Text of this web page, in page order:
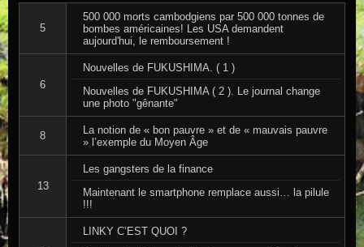
5
500 000 morts cambodgiens par 500 000 tonnes de
bombes américaines! Les USA demandent
aujourd'hui, le remboursement !
6
Nouvelles de FUKUSHIMA. ( 1 )
Nouvelles de FUKUSHIMA ( 2 ). Le journal change
une photo "gênante"
8
La notion de « bon pauvre » et de « mauvais pauvre
» l’exemple du Moyen Âge
13
Les gangsters de la finance
Maintenant le smartphone remplace aussi… la pilule
!!!
LINKY C’EST QUOI ?